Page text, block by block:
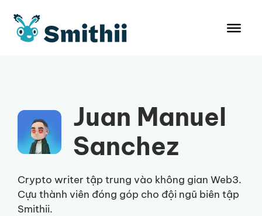
đến
Juan Manuel
Sanchez
Crypto writer tập trung vào không gian Web3.
Cựu thành viên đóng góp cho đội ngũ biên tập
Smithii.